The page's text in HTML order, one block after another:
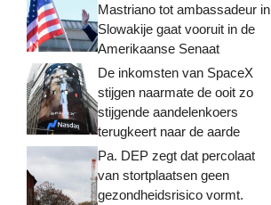
Mastriano tot ambassadeur in
Slowakije gaat vooruit in de
Amerikaanse Senaat
De inkomsten van SpaceX
stijgen naarmate de ooit zo
stijgende aandelenkoers
terugkeert naar de aarde
Pa. DEP zegt dat percolaat
van stortplaatsen geen
gezondheidsrisico vormt.